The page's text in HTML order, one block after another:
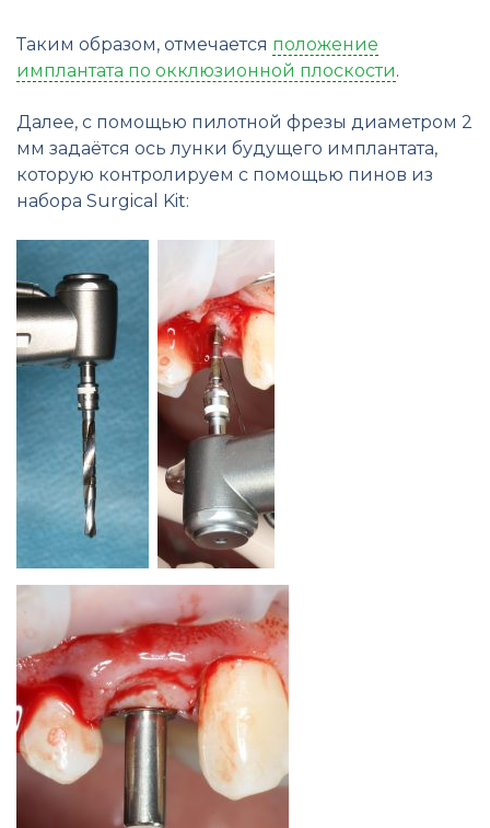
Таким образом, отмечается положение
имплантата по окклюзионной плоскости.
Далее, с помощью пилотной фрезы диаметром 2
мм задаётся ось лунки будущего имплантата,
которую контролируем с помощью пинов из
набора Surgical Kit: